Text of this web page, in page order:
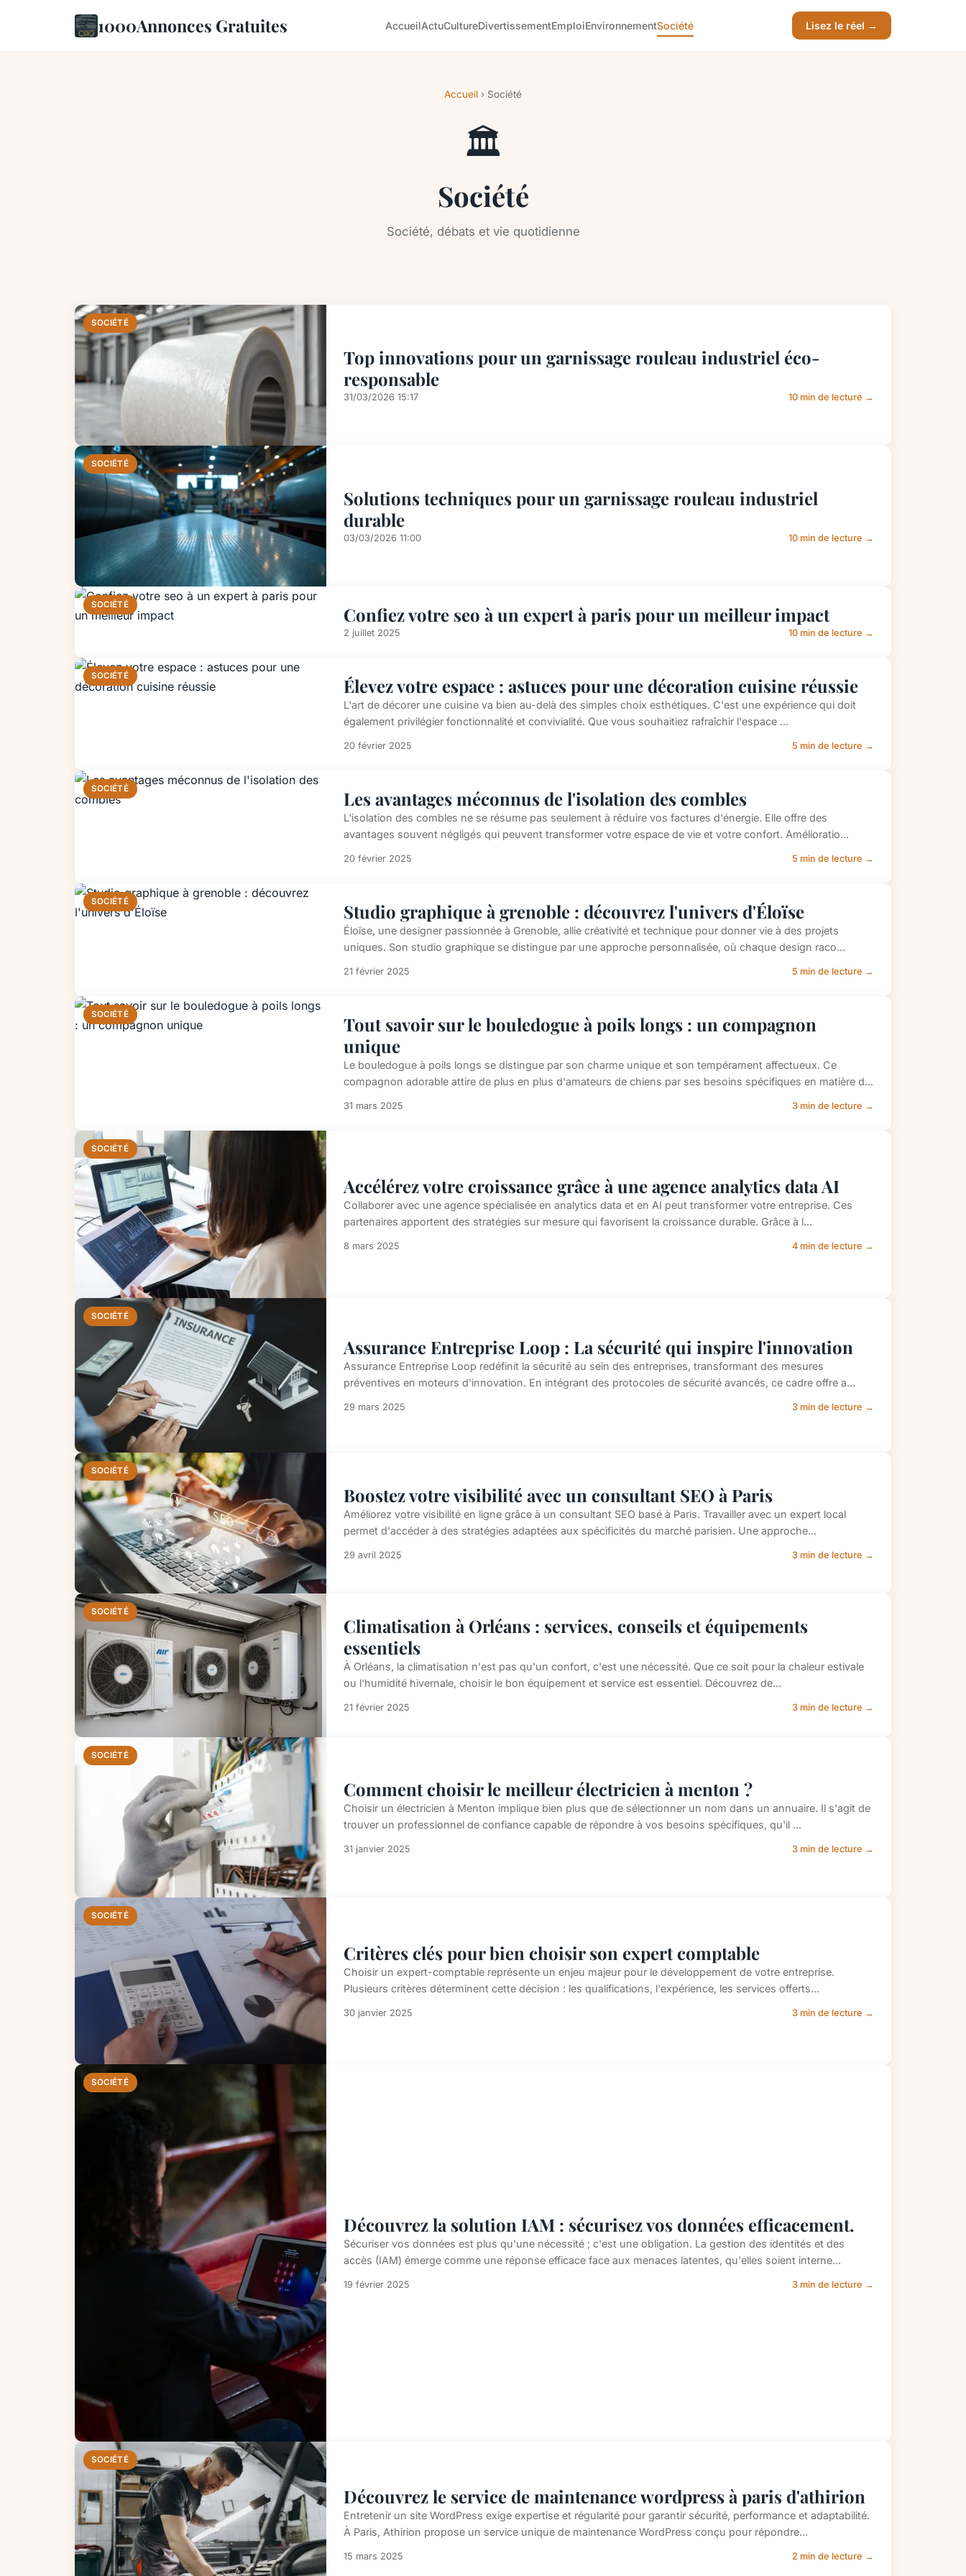
1000Annonces Gratuites AccueilActuCultureDivertissementEmploiEnvironnementSociété Lisez le réel →
Accueil › Société
🏛️
Société
Société, débats et vie quotidienne
SOCIÉTÉ
Top innovations pour un garnissage rouleau industriel éco-
responsable
31/03/2026 15:17 10 min de lecture →
SOCIÉTÉ
Solutions techniques pour un garnissage rouleau industriel
durable
03/03/2026 11:00 10 min de lecture →
SOCIÉTÉ Confiez votre seo à un expert à paris pour un meilleur impact
2 juillet 2025 10 min de lecture →
SOCIÉTÉ Élevez votre espace : astuces pour une décoration cuisine réussie
L'art de décorer une cuisine va bien au-delà des simples choix esthétiques. C'est une expérience qui doit
également privilégier fonctionnalité et convivialité. Que vous souhaitiez rafraîchir l'espace ...
20 février 2025 5 min de lecture →
SOCIÉTÉ Les avantages méconnus de l'isolation des combles
L'isolation des combles ne se résume pas seulement à réduire vos factures d'énergie. Elle offre des
avantages souvent négligés qui peuvent transformer votre espace de vie et votre confort. Amélioratio...
20 février 2025 5 min de lecture →
SOCIÉTÉ Studio graphique à grenoble : découvrez l'univers d'Éloïse
Éloïse, une designer passionnée à Grenoble, allie créativité et technique pour donner vie à des projets
uniques. Son studio graphique se distingue par une approche personnalisée, où chaque design raco...
21 février 2025 5 min de lecture →
SOCIÉTÉ
Tout savoir sur le bouledogue à poils longs : un compagnon
unique
Le bouledogue à poils longs se distingue par son charme unique et son tempérament affectueux. Ce
compagnon adorable attire de plus en plus d'amateurs de chiens par ses besoins spécifiques en matière d...
31 mars 2025 3 min de lecture →
SOCIÉTÉ
Accélérez votre croissance grâce à une agence analytics data AI
Collaborer avec une agence spécialisée en analytics data et en AI peut transformer votre entreprise. Ces
partenaires apportent des stratégies sur mesure qui favorisent la croissance durable. Grâce à l...
8 mars 2025 4 min de lecture →
SOCIÉTÉ
Assurance Entreprise Loop : La sécurité qui inspire l'innovation
Assurance Entreprise Loop redéfinit la sécurité au sein des entreprises, transformant des mesures
préventives en moteurs d'innovation. En intégrant des protocoles de sécurité avancés, ce cadre offre a...
29 mars 2025 3 min de lecture →
SOCIÉTÉ
Boostez votre visibilité avec un consultant SEO à Paris
Améliorez votre visibilité en ligne grâce à un consultant SEO basé à Paris. Travailler avec un expert local
permet d'accéder à des stratégies adaptées aux spécificités du marché parisien. Une approche...
29 avril 2025 3 min de lecture →
SOCIÉTÉ
Climatisation à Orléans : services, conseils et équipements
essentiels
À Orléans, la climatisation n'est pas qu'un confort, c'est une nécessité. Que ce soit pour la chaleur estivale
ou l'humidité hivernale, choisir le bon équipement et service est essentiel. Découvrez de...
21 février 2025 3 min de lecture →
SOCIÉTÉ
Comment choisir le meilleur électricien à menton ?
Choisir un électricien à Menton implique bien plus que de sélectionner un nom dans un annuaire. Il s'agit de
trouver un professionnel de confiance capable de répondre à vos besoins spécifiques, qu'il ...
31 janvier 2025 3 min de lecture →
SOCIÉTÉ
Critères clés pour bien choisir son expert comptable
Choisir un expert-comptable représente un enjeu majeur pour le développement de votre entreprise.
Plusieurs critères déterminent cette décision : les qualifications, l'expérience, les services offerts...
30 janvier 2025 3 min de lecture →
SOCIÉTÉ
Découvrez la solution IAM : sécurisez vos données efficacement.
Sécuriser vos données est plus qu'une nécessité ; c'est une obligation. La gestion des identités et des
accès (IAM) émerge comme une réponse efficace face aux menaces latentes, qu'elles soient interne...
19 février 2025 3 min de lecture →
SOCIÉTÉ
Découvrez le service de maintenance wordpress à paris d'athirion
Entretenir un site WordPress exige expertise et régularité pour garantir sécurité, performance et adaptabilité.
À Paris, Athirion propose un service unique de maintenance WordPress conçu pour répondre...
15 mars 2025 2 min de lecture →